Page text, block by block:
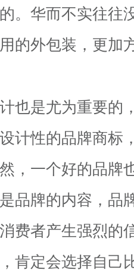
。华而不实往往
的外包装，更加
也是尤为重要的
计性的品牌商标
，一个好的品牌
品牌的内容，品
费者产生强烈的
肯定会选择自己